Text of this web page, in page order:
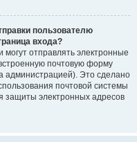
пользователю
входа?
могут отправлять электронные
почтовую форму
администрацией). Это сделано
почтовой системы
защиты электронных адресов